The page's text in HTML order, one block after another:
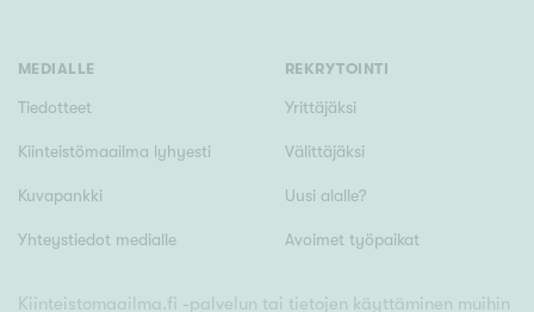
MEDIALLE
Tiedotteet
Kiinteistömaailma lyhyesti
Kuvapankki
Yhteystiedot medialle
REKRYTOINTI
Yrittäjäksi
Välittäjäksi
Uusi alalle?
Avoimet työpaikat
Kiinteistomaailma.fi -palvelun tai tietojen käyttäminen muihin